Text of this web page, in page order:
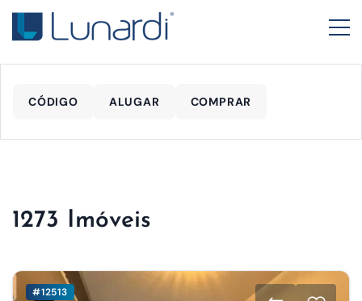
CÓDIGO ALUGAR COMPRAR
1273 Imóveis
#12513